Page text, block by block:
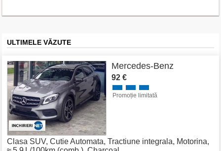
ULTIMELE VĂZUTE
Mercedes-Benz
92 €
Promoție limitată
Clasa SUV, Cutie Automata, Tractiune integrala, Motorina,